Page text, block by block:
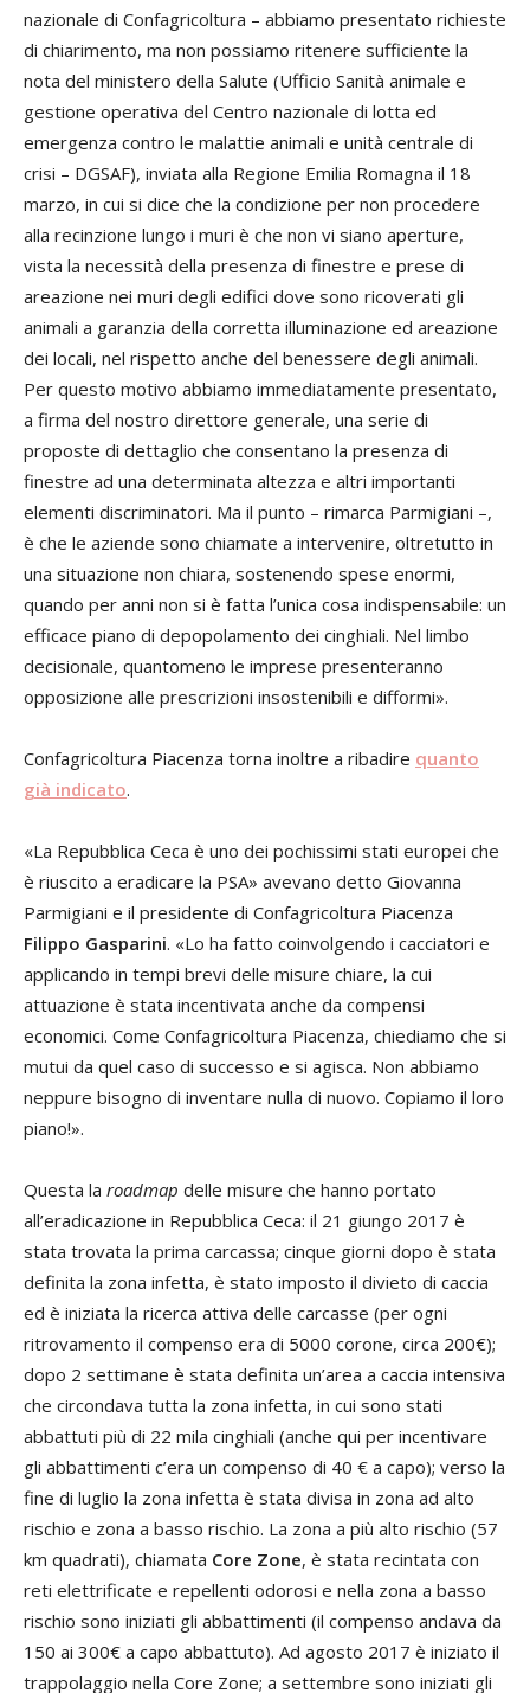
nazionale di Confagricoltura – abbiamo presentato richieste
di chiarimento, ma non possiamo ritenere sufficiente la
nota del ministero della Salute (Ufficio Sanità animale e
gestione operativa del Centro nazionale di lotta ed
emergenza contro le malattie animali e unità centrale di
crisi – DGSAF), inviata alla Regione Emilia Romagna il 18
marzo, in cui si dice che la condizione per non procedere
alla recinzione lungo i muri è che non vi siano aperture,
vista la necessità della presenza di finestre e prese di
areazione nei muri degli edifici dove sono ricoverati gli
animali a garanzia della corretta illuminazione ed areazione
dei locali, nel rispetto anche del benessere degli animali.
Per questo motivo abbiamo immediatamente presentato,
a firma del nostro direttore generale, una serie di
proposte di dettaglio che consentano la presenza di
finestre ad una determinata altezza e altri importanti
elementi discriminatori. Ma il punto – rimarca Parmigiani –,
è che le aziende sono chiamate a intervenire, oltretutto in
una situazione non chiara, sostenendo spese enormi,
quando per anni non si è fatta l’unica cosa indispensabile: un
efficace piano di depopolamento dei cinghiali. Nel limbo
decisionale, quantomeno le imprese presenteranno
opposizione alle prescrizioni insostenibili e difformi».
Confagricoltura Piacenza torna inoltre a ribadire quanto
già indicato.
«La Repubblica Ceca è uno dei pochissimi stati europei che
è riuscito a eradicare la PSA» avevano detto Giovanna
Parmigiani e il presidente di Confagricoltura Piacenza
Filippo Gasparini. «Lo ha fatto coinvolgendo i cacciatori e
applicando in tempi brevi delle misure chiare, la cui
attuazione è stata incentivata anche da compensi
economici. Come Confagricoltura Piacenza, chiediamo che si
mutui da quel caso di successo e si agisca. Non abbiamo
neppure bisogno di inventare nulla di nuovo. Copiamo il loro
piano!».
Questa la roadmap delle misure che hanno portato
all’eradicazione in Repubblica Ceca: il 21 giungo 2017 è
stata trovata la prima carcassa; cinque giorni dopo è stata
definita la zona infetta, è stato imposto il divieto di caccia
ed è iniziata la ricerca attiva delle carcasse (per ogni
ritrovamento il compenso era di 5000 corone, circa 200€);
dopo 2 settimane è stata definita un’area a caccia intensiva
che circondava tutta la zona infetta, in cui sono stati
abbattuti più di 22 mila cinghiali (anche qui per incentivare
gli abbattimenti c’era un compenso di 40 € a capo); verso la
fine di luglio la zona infetta è stata divisa in zona ad alto
rischio e zona a basso rischio. La zona a più alto rischio (57
km quadrati), chiamata Core Zone, è stata recintata con
reti elettrificate e repellenti odorosi e nella zona a basso
rischio sono iniziati gli abbattimenti (il compenso andava da
150 ai 300€ a capo abbattuto). Ad agosto 2017 è iniziato il
trappolaggio nella Core Zone; a settembre sono iniziati gli